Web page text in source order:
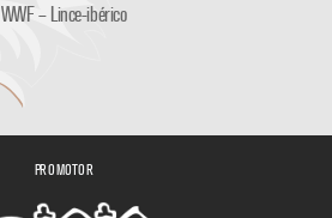
WWF – Lince-ibérico
PROMOTOR